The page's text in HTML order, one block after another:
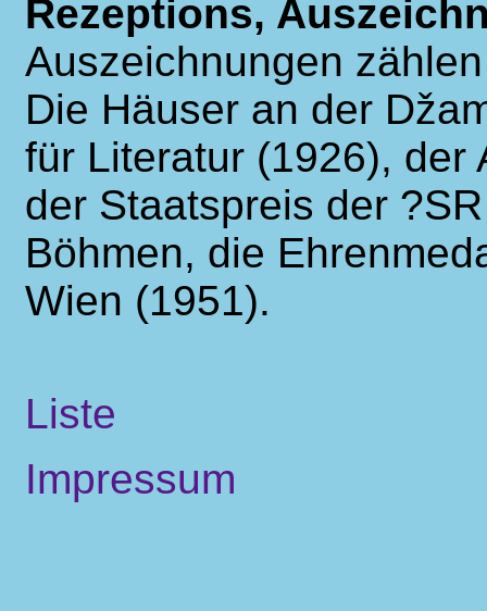
Rezeptions,
Auszeichnungen
Die Häuser an der
für Literatur (1926), der
der Staatspreis der
Böhmen, die
Wien (1951).
Liste
Impressum